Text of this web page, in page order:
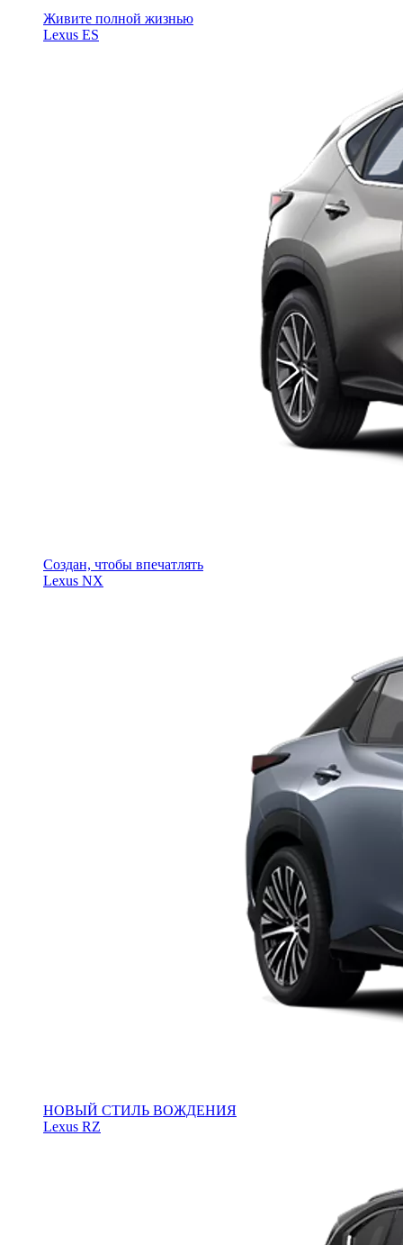
Живите полной жизнью
Lexus ES
Создан, чтобы впечатлять
Lexus NX
НОВЫЙ СТИЛЬ ВОЖДЕНИЯ
Lexus RZ